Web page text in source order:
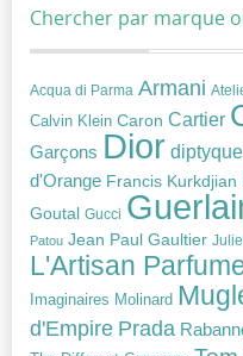
Chercher par marque
Acqua di Parma Armani
Calvin Klein Caron Cartier
Garçons Dior diptyque
d'Orange Francis Kurkdjian
Goutal Gucci
Patou Jean Paul Gaultier
L'Artisan
Imaginaires Molinard
d'Empire Prada